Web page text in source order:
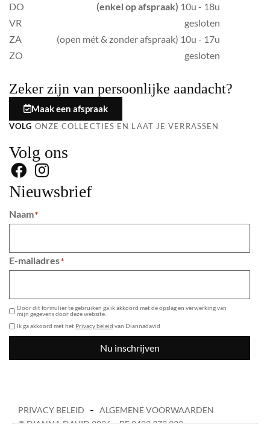
DO
(enkel op afspraak) 10u - 18u
VR
gesloten
ZA
(open mét & zonder afspraak) 10u - 17u
ZO
gesloten
Zeker zijn van persoonlijke aandacht?
Maak een afspraak
VOLG ONZE COLLECTIES EN LAAT JE VERRASSEN
Volg ons
Nieuwsbrief
Naam*
E-mailadres*
Door dit formulier te gebruiken ga ik akkoord met de opslag en verwerking van
mijn gegevens door deze website.
Ik ga akkoord met het Privacy beleid van Diannadavid
Nu inschrijven
PRIVACY BELEID
ALGEMENE VOORWAARDEN